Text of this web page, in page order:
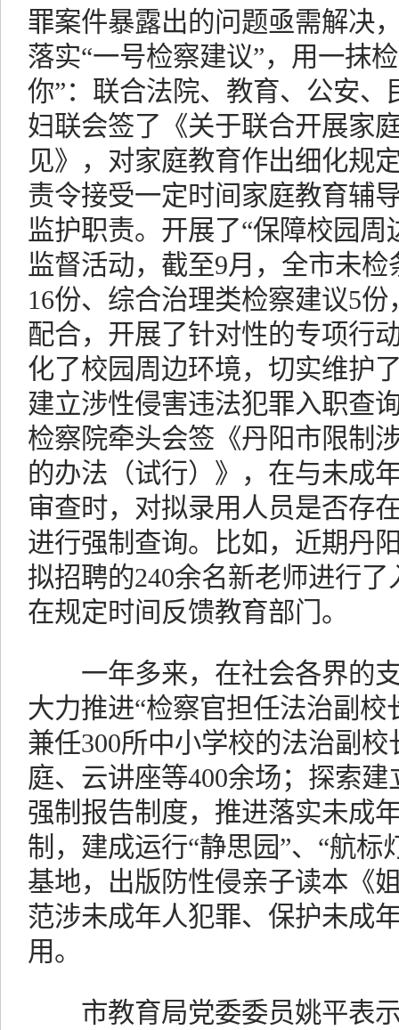
罪案件暴露出的问题亟需解决
落实“一号检察建议”，用一抹
你”：联合法院、教育、公安
妇联会签了《关于联合开展家
见》，对家庭教育作出细化规
责令接受一定时间家庭教育辅
监护职责。开展了“保障校园
监督活动，截至9月，全市未
16份、综合治理类检察建议5
配合，开展了针对性的专项行
化了校园周边环境，切实维护
建立涉性侵害违法犯罪入职查
检察院牵头会签《丹阳市限制
的办法（试行）》，在与未成
审查时，对拟录用人员是否存
进行强制查询。比如，近期丹
拟招聘的240余名新老师进行
在规定时间反馈教育部门。
一年多来，在社会各界的支
大力推进“检察官担任法治副校
兼任300所中小学校的法治副
庭、云讲座等400余场；探索
强制报告制度，推进落实未成
制，建成运行“静思园”、“航标
基地，出版防性侵亲子读本《
范涉未成年人犯罪、保护未成
用。
市教育局党委委员姚平表示